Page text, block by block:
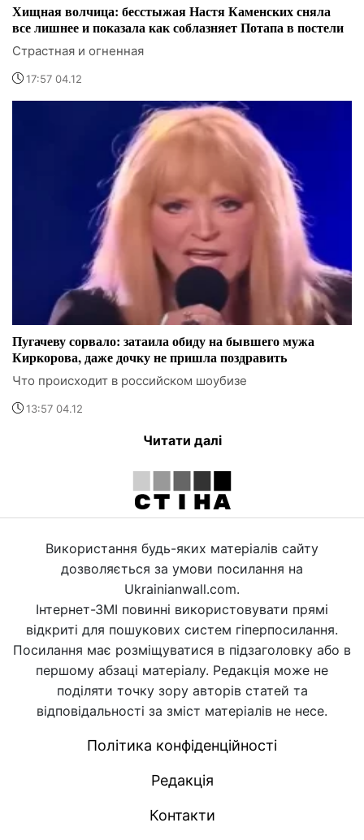
Хищная волчица: бесстыжая Настя Каменских сняла
все лишнее и показала как соблазняет Потапа в постели
Страстная и огненная
17:57 04.12
Пугачеву сорвало: затаила обиду на бывшего мужа
Киркорова, даже дочку не пришла поздравить
Что происходит в российском шоубизе
13:57 04.12
Читати далі
Використання будь-яких матеріалів сайту
дозволяється за умови посилання на
Ukrainianwall.com.
Інтернет-ЗМІ повинні використовувати прямі
відкриті для пошукових систем гіперпосилання.
Посилання має розміщуватися в підзаголовку або в
першому абзаці матеріалу. Редакція може не
поділяти точку зору авторів статей та
відповідальності за зміст матеріалів не несе.
Політика конфіденційності
Редакція
Контакти